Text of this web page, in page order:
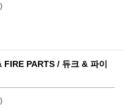
PARTS / 듀크 & 파이